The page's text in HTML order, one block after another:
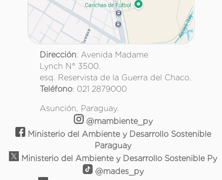
Dirección: Avenida Madame
Lynch N° 3500.
esq. Reservista de la Guerra del Chaco.
Teléfono: 021 2879000
Asunción, Paraguay.
@mambiente_py
Ministerio del Ambiente y Desarrollo Sostenible
Paraguay
Ministerio del Ambiente y Desarrollo Sostenible Py
@mades_py